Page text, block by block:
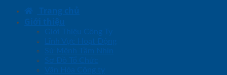
Trang chủ
Giới thiệu
Giới Thiệu Công Ty
Lĩnh Vực Hoạt Động
Sứ Mệnh Tầm Nhìn
Sơ Đồ Tổ Chức
Văn Hóa Công ty